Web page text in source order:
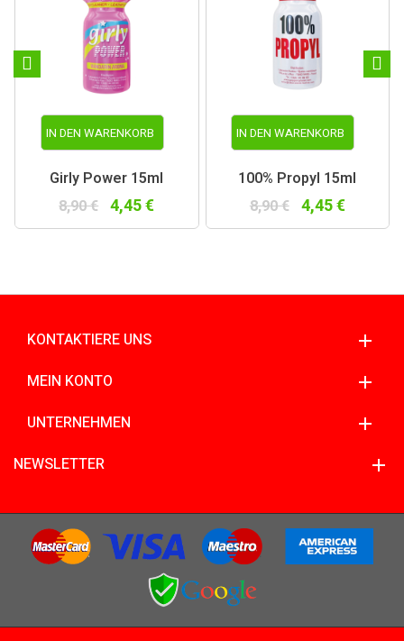
IN DEN WARENKORB
Girly Power 15ml
8,90 € 4,45 €
IN DEN WARENKORB
100% Propyl 15ml
8,90 € 4,45 €
KONTAKTIERE UNS
MEIN KONTO
UNTERNEHMEN
NEWSLETTER